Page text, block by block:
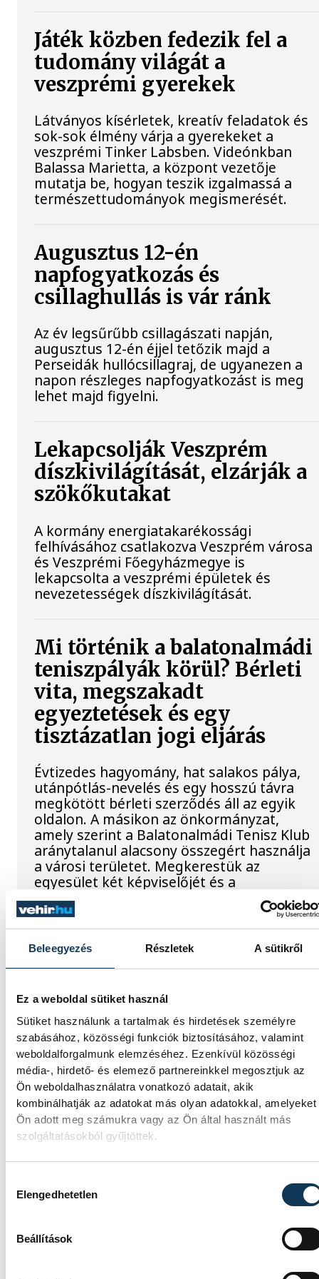
Beleegyezés Részletek A sütikről
Ez a weboldal sütiket használ
Sütiket használunk a tartalmak és hirdetések személyre
szabásához, közösségi funkciók biztosításához, valamint
weboldalforgalmunk elemzéséhez. Ezenkívül közösségi
média-, hirdető- és elemező partnereinkkel megosztjuk az
Ön weboldalhasználatra vonatkozó adatait, akik
kombinálhatják az adatokat más olyan adatokkal, amelyeket
Ön adott meg számukra vagy az Ön által használt más
szolgáltatásokból gyűjtöttek.
Elengedhetetlen
Beállítások
Játék közben fedezik fel a
tudomány világát a
veszprémi gyerekek
Látványos kísérletek, kreatív feladatok és
sok-sok élmény várja a gyerekeket a
veszprémi Tinker Labsben. Videónkban
Balassa Marietta, a központ vezetője
mutatja be, hogyan teszik izgalmassá a
természettudományok megismerését.
Augusztus 12-én
napfogyatkozás és
csillaghullás is vár ránk
Az év legsűrűbb csillagászati napján,
augusztus 12-én éjjel tetőzik majd a
Perseidák hullócsillagraj, de ugyanezen a
napon részleges napfogyatkozást is meg
lehet majd figyelni.
Lekapcsolják Veszprém
díszkivilágítását, elzárják a
szökőkutakat
A kormány energiatakarékossági
felhívásához csatlakozva Veszprém városa
és Veszprémi Főegyházmegye is
lekapcsolta a veszprémi épületek és
nevezetességek díszkivilágítását.
Mi történik a balatonalmádi
teniszpályák körül? Bérleti
vita, megszakadt
egyeztetések és egy
tisztázatlan jogi eljárás
Évtizedes hagyomány, hat salakos pálya,
utánpótlás-nevelés és egy hosszú távra
megkötött bérleti szerződés áll az egyik
oldalon. A másikon az önkormányzat,
amely szerint a Balatonalmádi Tenisz Klub
aránytalanul alacsony összegért használja
a városi területet. Megkerestük az
egyesület két képviselőjét és a
polgármestert is, hogy kiderüljön, hol tart
most az ügy.
Folyamatosan öntöz a VKSZ,
mégsem fogy az ivóvíz
A tartós hőség és az aszályos időszak
komoly kihívás elé állítja Veszprém
zöldfelületeinek fenntartását. A
városvezetés kiemelt célja, hogy
rendelkezésre álló vízkészletekkel
takarékosan és felelősen gazdálkodjunk.
SPORT
Betlehem szerint az idő neki